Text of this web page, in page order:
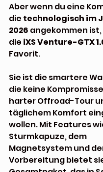
Aber wenn du eine
die technologisch im
2026 angekommen
die iXS Venture-GTX
Favorit.
Sie ist die smartere
die keine
harter Offroad-Tour
täglichem Komfort
wollen. Mit Features
Sturmkapuze, dem
Magnetsystem und
Vorbereitung bietet